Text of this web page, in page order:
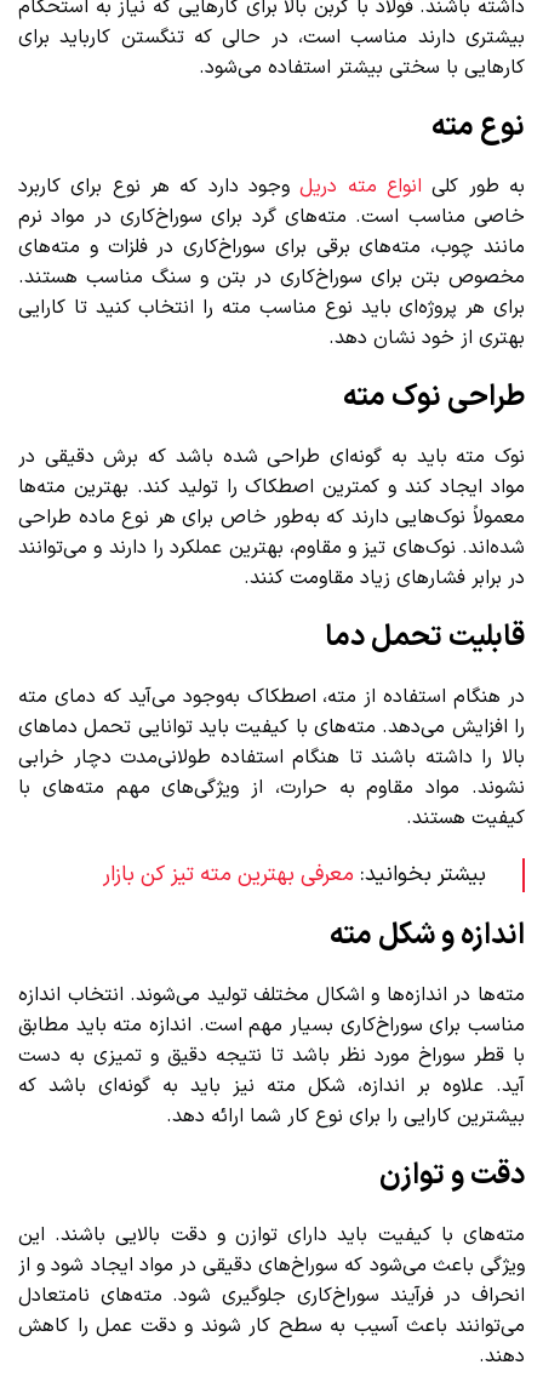
داشته باشند. فولاد با کربن بالا برای کارهایی که نیاز به استحکام
بیشتری دارند مناسب است، در حالی که تنگستن کارباید برای
کارهایی با سختی بیشتر استفاده می‌شود.
نوع مته
به طور کلی انواع مته دریلوجود دارد که هر نوع برای کاربرد
خاصی مناسب است. مته‌های گرد برای سوراخ‌کاری در مواد نرم
مانند چوب، مته‌های برقی برای سوراخ‌کاری در فلزات و مته‌های
مخصوص بتن برای سوراخ‌کاری در بتن و سنگ مناسب هستند.
برای هر پروژه‌ای باید نوع مناسب مته را انتخاب کنید تا کارایی
بهتری از خود نشان دهد.
طراحی نوک مته
نوک مته باید به گونه‌ای طراحی شده باشد که برش دقیقی در
مواد ایجاد کند و کمترین اصطکاک را تولید کند. بهترین مته‌ها
معمولاً نوک‌هایی دارند که به‌طور خاص برای هر نوع ماده طراحی
شده‌اند. نوک‌های تیز و مقاوم، بهترین عملکرد را دارند و می‌توانند
در برابر فشارهای زیاد مقاومت کنند.
قابلیت تحمل دما
در هنگام استفاده از مته، اصطکاک به‌وجود می‌آید که دمای مته
را افزایش می‌دهد. مته‌های با کیفیت باید توانایی تحمل دماهای
بالا را داشته باشند تا هنگام استفاده طولانی‌مدت دچار خرابی
نشوند. مواد مقاوم به حرارت، از ویژگی‌های مهم مته‌های با
کیفیت هستند.
بیشتر بخوانید: معرفی بهترین مته تیز کن بازار
اندازه و شکل مته
مته‌ها در اندازه‌ها و اشکال مختلف تولید می‌شوند. انتخاب اندازه
مناسب برای سوراخ‌کاری بسیار مهم است. اندازه مته باید مطابق
با قطر سوراخ مورد نظر باشد تا نتیجه دقیق و تمیزی به دست
آید. علاوه بر اندازه، شکل مته نیز باید به گونه‌ای باشد که
بیشترین کارایی را برای نوع کار شما ارائه دهد.
دقت و توازن
مته‌های با کیفیت باید دارای توازن و دقت بالایی باشند. این
ویژگی باعث می‌شود که سوراخ‌های دقیقی در مواد ایجاد شود و از
انحراف در فرآیند سوراخ‌کاری جلوگیری شود. مته‌های نامتعادل
می‌توانند باعث آسیب به سطح کار شوند و دقت عمل را کاهش
دهند.